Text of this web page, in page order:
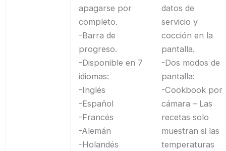
apagarse por
completo.
-Barra de
progreso.
-Disponible en 7
idiomas:
-Inglés
-Español
-Francés
-Alemán
-Holandés
datos de
servicio y
cocción en la
pantalla.
-Dos modos de
pantalla:
-Cookbook por
cámara – Las
recetas solo
muestran si las
temperaturas